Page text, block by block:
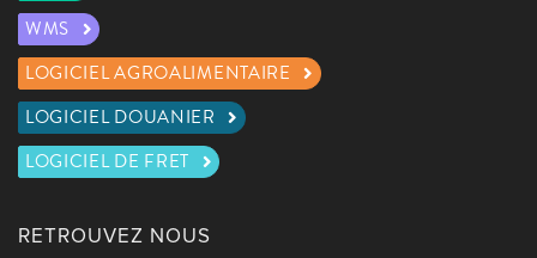
WMS
LOGICIEL AGROALIMENTAIRE
LOGICIEL DOUANIER
LOGICIEL DE FRET
RETROUVEZ NOUS